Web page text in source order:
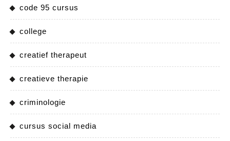
code 95 cursus
college
creatief therapeut
creatieve therapie
criminologie
cursus social media